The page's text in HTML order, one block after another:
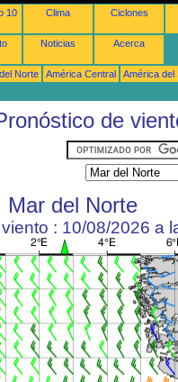
10
Clima Ciclones
Noticias Acerca
Norte América Central
América del
de
Mar del Norte
: 10/08/2026 a